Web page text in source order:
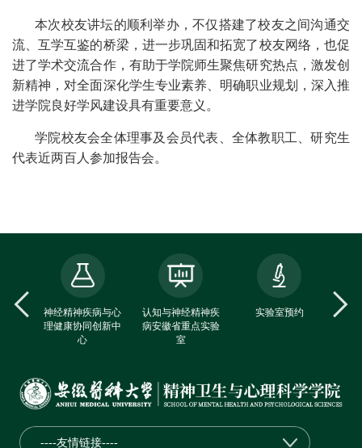
本次校友讲坛的顺利举办，不仅搭建了校友之间沟通交
流、互学互鉴的桥梁，进一步巩固和拓宽了校友网络，也促
进了学术交流合作，有助于学院师生聚焦研究热点，激发创
新精神，对全面深化学生专业素养、明确职业规划，深入推
进学院良好学风建设具有重要意义。
学院校友会全体理事及会员代表、全体教职工、研究生
代表近两百人参加报告会。
心
神经精神疾病与心
理健康协同创新中
心
认知与神经精神疾
病安徽省重点实验
室
实验室预约
----友情链接----